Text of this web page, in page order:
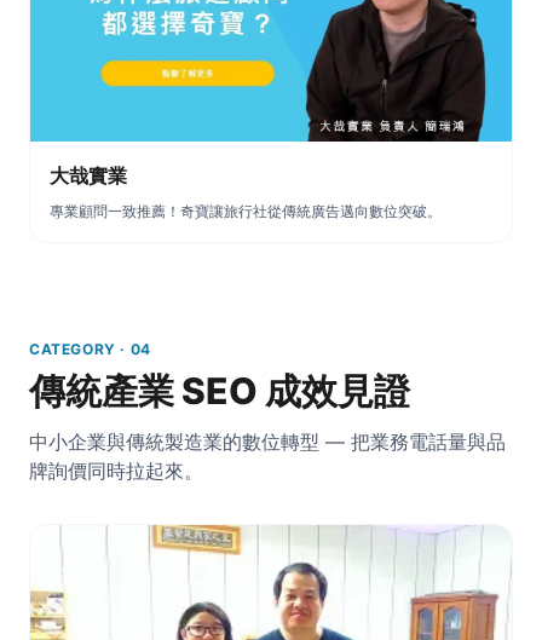
大哉實業
專業顧問一致推薦！奇寶讓旅行社從傳統廣告邁向數位突破。
CATEGORY · 04
傳統產業 SEO 成效見證
中小企業與傳統製造業的數位轉型 — 把業務電話量與品
牌詢價同時拉起來。